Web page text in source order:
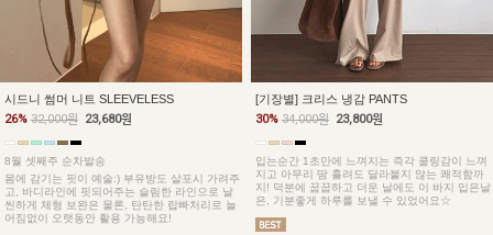
시드니 썸머 니트 SLEEVELESS
26% 32,000원 23,680원
8월 셋째주 순차발송
몸에 감기는 핏이 예술:) 부유방도 살포시 가려주
고, 바디라인에 핏되어주는 슬림한 라인으로 날
씬하게 체형 보완은 물론, 탄탄한 랍빠처리로 늘
어짐없이 오랫동안 활용 가능해요!
[기장별] 크리스 냉감 PANTS
30% 34,000원 23,800원
입는순간 1초만에 느껴지는 즉각 쿨링감이 느껴
지고 아무리 땀 흘려도 달라붙지 않는 쾌적함까
지! 덕분에 꿉꿉하고 더운 날에도 이 바지 입은날
은, 기분좋게 하루를 보낼 수 있었어요☆